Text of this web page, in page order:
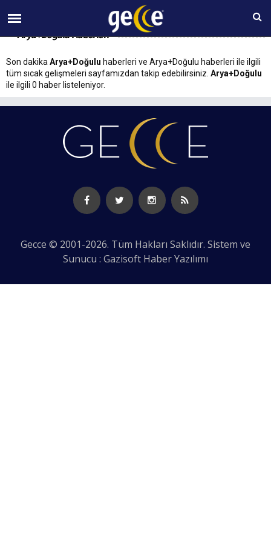
07 AĞUSTOS Cuma 01:49
Arya+Doğulu Haberleri
Son dakika Arya+Doğulu haberleri ve Arya+Doğulu haberleri ile ilgili
tüm sıcak gelişmeleri sayfamızdan takip edebilirsiniz. Arya+Doğulu
ile ilgili 0 haber listeleniyor.
Gecce © 2001-2026. Tüm Hakları Saklıdır. Sistem ve
Sunucu : Gazisoft Haber Yazılımı